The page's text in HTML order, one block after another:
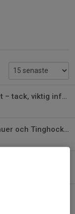
Sommarinformation från kansliet – tack, viktig information och nyheter
22/6, 17-19 Utrustningskväll - Bauer och Tinghockey på plats i Piazzan
Halmstad